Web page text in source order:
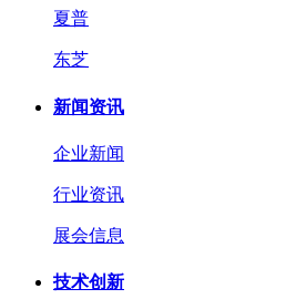
夏普
东芝
新闻资讯
企业新闻
行业资讯
展会信息
技术创新